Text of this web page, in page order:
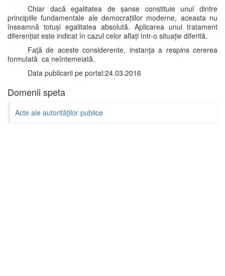
Chiar dacă egalitatea de șanse constituie unul dintre
principiile fundamentale ale democrațiilor moderne, aceasta nu
înseamnă totuși egalitatea absolută. Aplicarea unui tratament
diferențiat este indicat în cazul celor aflați într-o situație diferită.
Faţă de aceste considerente, instanţa a respins cererea
formulată ca neîntemeiată.
Data publicarii pe portal:24.03.2016
Domenii speta
Acte ale autorităţilor publice